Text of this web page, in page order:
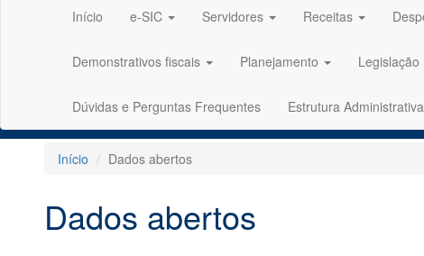
Início e-SIC Servidores Receitas
Demonstrativos fiscais Planejamento Legislação
Dúvidas e Perguntas Frequentes Estrutura Administrativa
Início Dados abertos
Dados abertos